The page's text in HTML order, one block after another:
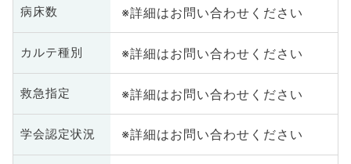
病床数 ※詳細はお問い合わせください
カルテ種別 ※詳細はお問い合わせください
救急指定 ※詳細はお問い合わせください
学会認定状況 ※詳細はお問い合わせください